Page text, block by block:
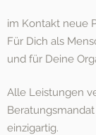
im Kontakt neue
Für Dich als
und für Deine
Alle Leistungen
einzigartig.